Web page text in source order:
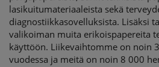
lasikuitumateriaaleista sekä
diagnostiikkasovelluksista. Lisäksi
valikoiman muita erikoispapereita
käyttöön. Liikevaihtomme on noin
vuodessa ja meitä on noin 8 000